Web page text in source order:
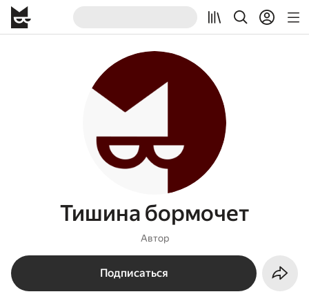
Тишина бормочет
Автор
Подписаться